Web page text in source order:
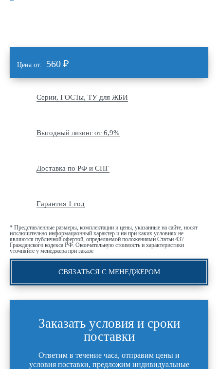
Цена от: 560 ₽
Серии, ГОСТы, ТУ для ЖБИ
Выгодный лизинг от 6,9%
Доставка по РФ и СНГ
Гарантия 1 год
* Представленные размеры, комплектации и цены, указанные на сайте, носят
исключительно информационный характер и ни при каких условиях не
являются публичной офертой, определяемой положениями Статьи 437
Гражданского кодекса РФ. Окончательную стоимость и характеристики
уточняйте у менеджера при заказе
СВЯЗАТЬСЯ С МЕНЕДЖЕРОМ
Заказать условия и сроки
поставки
Ответим в течение часа, отправим цены и
условия поставки, предложим индивидуальные